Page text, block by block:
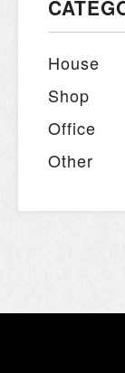
House
Shop
Office
Other